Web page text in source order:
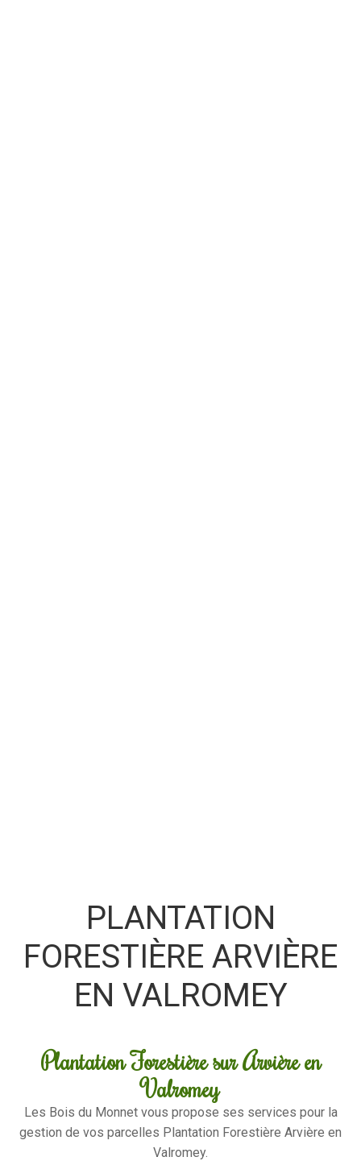
PLANTATION
FORESTIÈRE ARVIÈRE
EN VALROMEY
Plantation Forestière sur Arvière en
Valromey
Les Bois du Monnet vous propose ses services pour la
gestion de vos parcelles Plantation Forestière Arvière en
Valromey.